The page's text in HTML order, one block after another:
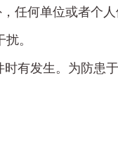
任何单位或者个
。
有发生。为防患